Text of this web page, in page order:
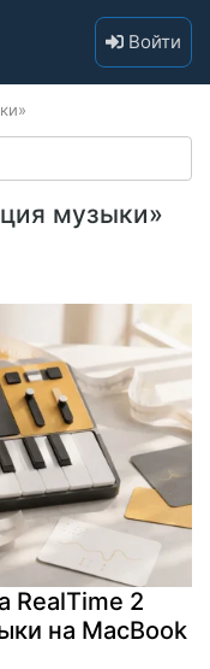
Войти
музыки»
RealTime 2
на MacBook